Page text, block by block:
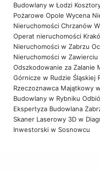
Budowlany w Łodzi
Pożarowe Opole Wycena
Nieruchomości Chrzanów
Operat nieruchomości
Nieruchomości w Zabrzu
Nieruchomości w Zawierciu
Odszkodowanie za Zalanie
Górnicze w Rudzie Śląskiej
Rzeczoznawca Majątkowy
Budowlany w Rybniku
Ekspertyza Budowlana
Skaner Laserowy 3D w
Inwestorski w Sosnowcu